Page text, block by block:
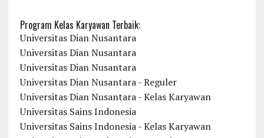
Program Kelas Karyawan Terbaik:
Universitas Dian Nusantara
Universitas Dian Nusantara
Universitas Dian Nusantara
Universitas Dian Nusantara - Reguler
Universitas Dian Nusantara - Kelas Karyawan
Universitas Sains Indonesia
Universitas Sains Indonesia - Kelas Karyawan